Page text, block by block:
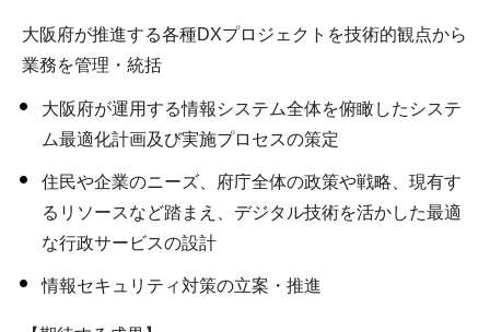
大阪府が推進する各種DXプロジェクトを技術的観点から
業務を管理・統括
大阪府が運用する情報システム全体を俯瞰したシステ
ム最適化計画及び実施プロセスの策定
住民や企業のニーズ、府庁全体の政策や戦略、現有す
るリソースなど踏まえ、デジタル技術を活かした最適
な行政サービスの設計
情報セキュリティ対策の立案・推進